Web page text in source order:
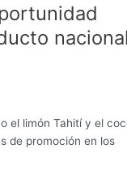
el limón Tahití y el
de promoción en los